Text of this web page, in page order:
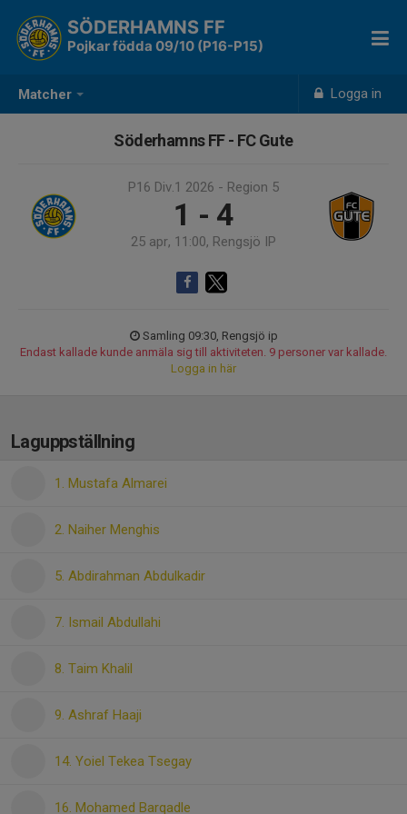
Matcher Logga in
SÖDERHAMNS FF
Pojkar födda 09/10 (P16-P15)
Söderhamns FF - FC Gute
P16 Div.1 2026 - Region 5
1 - 4
25 apr, 11:00, Rengsjö IP
Samling 09:30, Rengsjö ip
Endast kallade kunde anmäla sig till aktiviteten. 9 personer var kallade.
Logga in här
Laguppställning
1. Mustafa Almarei
2. Naiher Menghis
5. Abdirahman Abdulkadir
7. Ismail Abdullahi
8. Taim Khalil
9. Ashraf Haaji
14. Yoiel Tekea Tsegay
16. Mohamed Barqadle